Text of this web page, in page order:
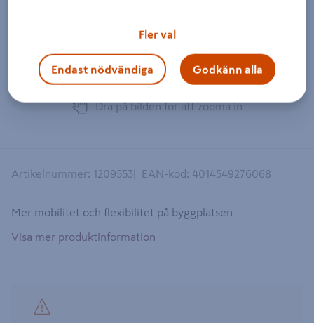
Dra på bilden för att zooma in
Artikelnummer: 1209553 EAN-kod : 4014549276068
Mer mobilitet och flexibilitet på byggplatsen
Visa mer produktinformation
Fler val
Endast nödvändiga Godkänn alla